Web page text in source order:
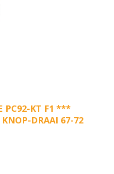
PC92-KT F1 ***
DRAAI 67-72